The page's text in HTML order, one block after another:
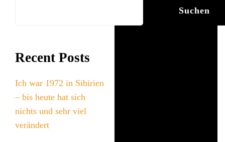
Suchen
Recent Posts
Ich war 1972 in Sibirien
– bis heute hat sich
nichts und sehr viel
verändert